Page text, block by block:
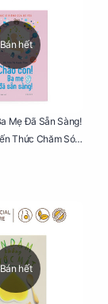
Bán hết
Mẹ Đã Sẵn Sàng!
Thức Chăm Sóc
Bán hết